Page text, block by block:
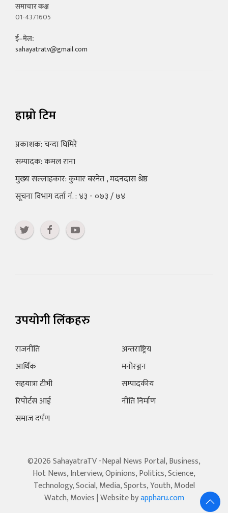
समाचार कक्ष
01-4371605
ई–मेल:
sahayatratv@gmail.com
हाम्रो टिम
प्रकाशक: चन्दा घिमिरे
सम्पादक: कमल राना
मुख्य सल्लाहकार: कुमार बस्नेत , मदनदास श्रेष्ठ
सूचना विभाग दर्ता नं. : ४३ - ०७३ / ७४
उपयोगी लिंकहरु
राजनीति
आर्थिक
सहयात्रा टीभी
रिपोर्टस आई
समाज दर्पण
अन्तराष्ट्रिय
मनोरञ्जन
सम्पादकीय
नीति निर्माण
©2026 SahayatraTV -Nepal News Portal, Business,
Hot News, Interview, Opinions, Politics, Science,
Technology, Social, Media, Sports, Youth, Model
Watch, Movies | Website byappharu.com